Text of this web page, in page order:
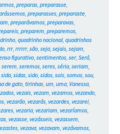
, preparas, preparasse,
, preparasses, preparaste,
, preparávamos, preparavas,
, preparem, preparemos,
, quadrinho nacional, quadrinhos
, rrr, rrrrrr, são, seja, sejais, sejam,
figurativo, sentimentos, ser, Será,
serem, seremos, seres, séria, seriam,
sida, sidas, sido, sidos, sois, somos, sou,
de gato, tirinhas, um, uma, Vanessa,
, vezais, vezam, vezamos, vezando,
, vezarão, vezarás, vezardes, vezarei,
, vezaria, vezariam, vezaríamos,
, vezasse, vezásseis, vezassem,
, vezava, vezavam, vezávamos,